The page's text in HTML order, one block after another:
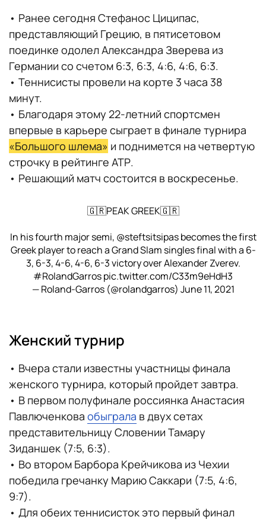
• Ранее сегодня Стефанос Циципас,
представляющий Грецию, в пятисетовом
поединке одолел Александра Зверева из
Германии со счетом 6:3, 6:3, 4:6, 4:6, 6:3.
• Теннисисты провели на корте 3 часа 38
минут.
• Благодаря этому 22-летний спортсмен
впервые в карьере сыграет в финале турнира
«Большого шлема» и поднимется на четвертую
строчку в рейтинге АТР.
• Решающий матч состоится в воскресенье.
🇬🇷PEAK GREEK🇬🇷
In his fourth major semi, @steftsitsipasbecomes the first
Greek player to reach a Grand Slam singles final with a 6-
3, 6-3, 4-6, 4-6, 6-3 victory over Alexander Zverev.
#RolandGarrospic.twitter.com/C33m9eHdH3
— Roland-Garros (@rolandgarros) June 11, 2021
Женский турнир
• Вчера стали известны участницы финала
женского турнира, который пройдет завтра.
• В первом полуфинале россиянка Анастасия
Павлюченкова обыграла в двух сетах
представительницу Словении Тамару
Зиданшек (7:5, 6:3).
• Во втором Барбора Крейчикова из Чехии
победила гречанку Марию Саккари (7:5, 4:6,
9:7).
• Для обеих теннисисток это первый финал